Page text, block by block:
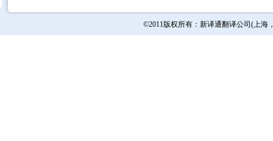
©2011版权所有：新译通翻译公司 (上海